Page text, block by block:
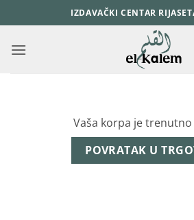
to
content
IZDAVAČKI CENTAR
Vaša korpa je
POVRATAK U